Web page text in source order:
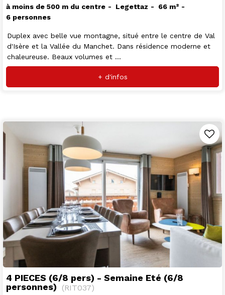
à moins de 500 m du centre Legettaz 66 m²
6 personnes
Duplex avec belle vue montagne, situé entre le centre de Val
d'Isère et la Vallée du Manchet. Dans résidence moderne et
chaleureuse. Beaux volumes et ...
+ d'infos
4 PIECES (6/8 pers) - Semaine Eté (6/8
personnes)
(RIT037)